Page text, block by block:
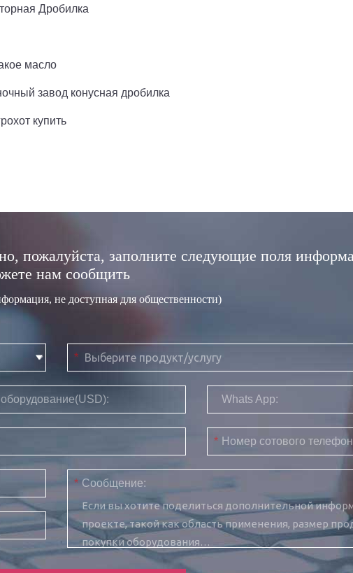
Дробилка
масло
завод конусная дробилка
купить
пожалуйста, заполните следующие поля
нам сообщить
не доступная для общественности)
*
Whats App:
* Номер сотового
* Сообщение: